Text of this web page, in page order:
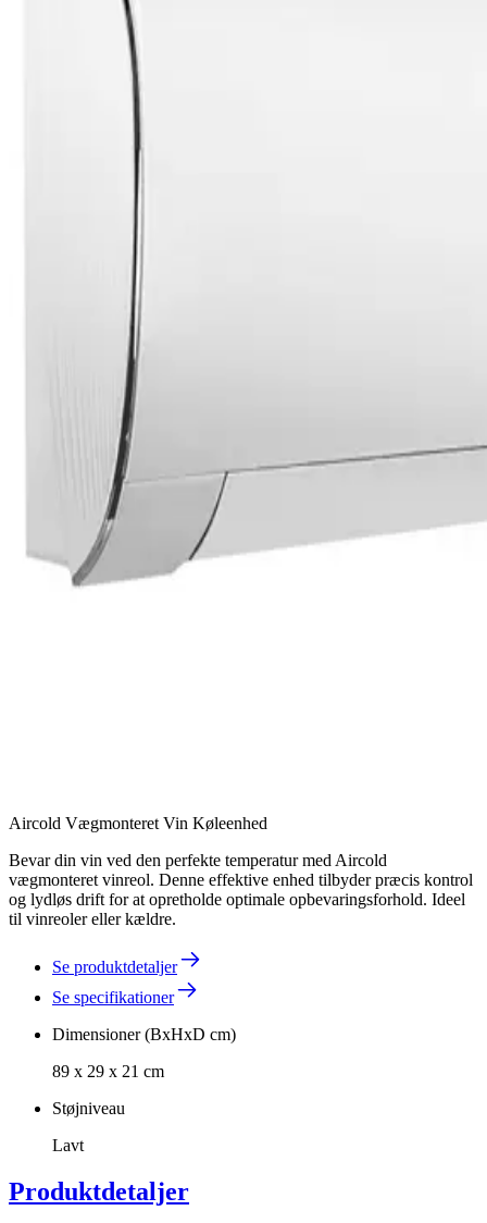
Aircold Vægmonteret Vin Køleenhed
Bevar din vin ved den perfekte temperatur med Aircold
vægmonteret vinreol. Denne effektive enhed tilbyder præcis kontrol
og lydløs drift for at opretholde optimale opbevaringsforhold. Ideel
til vinreoler eller kældre.
Se produktdetaljer
Se specifikationer
Dimensioner (BxHxD cm)
89 x 29 x 21 cm
Støjniveau
Lavt
Produktdetaljer